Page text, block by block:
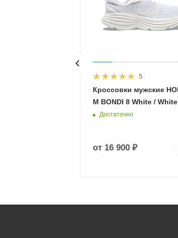
5
Кроссовки мужские
M BONDI 8 White / White
Достаточно
от 16 900 ₽